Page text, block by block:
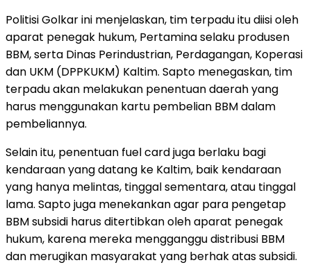
Politisi Golkar ini menjelaskan, tim terpadu itu diisi oleh
aparat penegak hukum, Pertamina selaku produsen
BBM, serta Dinas Perindustrian, Perdagangan, Koperasi
dan UKM (DPPKUKM) Kaltim. Sapto menegaskan, tim
terpadu akan melakukan penentuan daerah yang
harus menggunakan kartu pembelian BBM dalam
pembeliannya.
Selain itu, penentuan fuel card juga berlaku bagi
kendaraan yang datang ke Kaltim, baik kendaraan
yang hanya melintas, tinggal sementara, atau tinggal
lama. Sapto juga menekankan agar para pengetap
BBM subsidi harus ditertibkan oleh aparat penegak
hukum, karena mereka mengganggu distribusi BBM
dan merugikan masyarakat yang berhak atas subsidi.